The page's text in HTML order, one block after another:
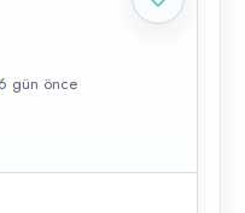
6 gün önce